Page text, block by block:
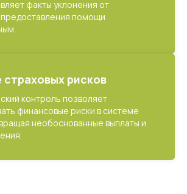
факты уклонения от
помощи
рисков
контроль позволяет
финансовые риски в системе
необоснованные выплаты и